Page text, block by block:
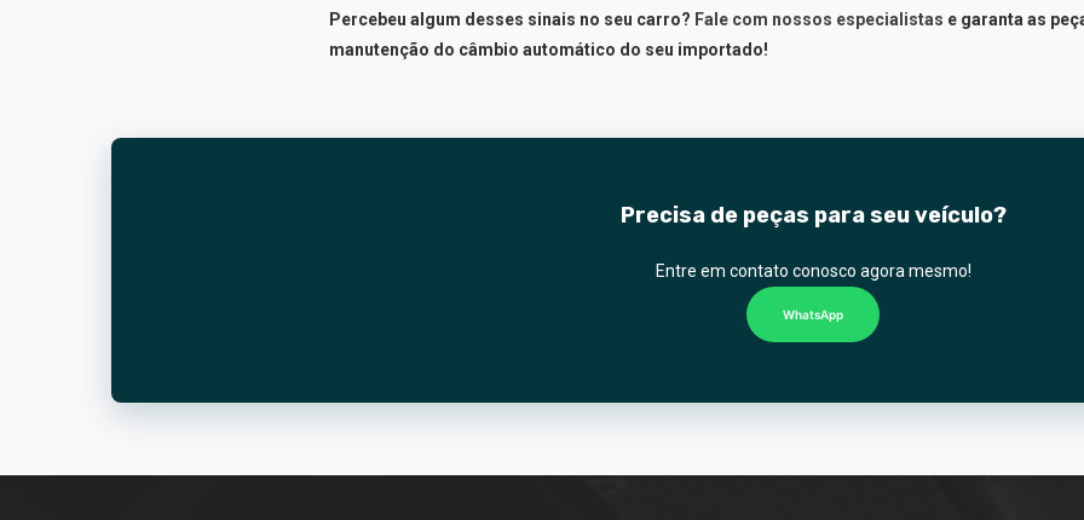
Percebeu algum desses sinais no seu carro? Fale com nossos especialistas e garanta as
manutenção do câmbio automático do seu importado!
Precisa de peças para seu veículo?
Entre em contato conosco agora mesmo!
WhatsApp